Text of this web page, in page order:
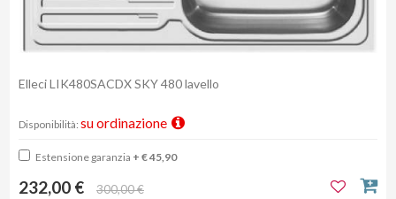
Elleci LIK480SACDX SKY 480 lavello
Disponibilità: su ordinazione
Estensione garanzia + € 45,90
232,00 € 300,00 €